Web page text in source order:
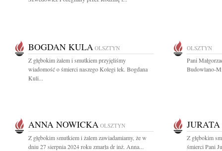
BOGDAN KULA OLSZTYN
Z głębokim żalem i smutkiem przyjęliśmy
wiadomość o śmierci naszego Kolegi lek. Bogdana
Kuli...
OLSZTYN
Pani
Budowlano-
ANNA NOWICKA OLSZTYN
Z głębokim smutkiem i żalem zawiadamiamy, że w
dniu 27 sierpnia 2024 roku zmarła dr inż. Anna...
Z głębokim
śmierci Pani